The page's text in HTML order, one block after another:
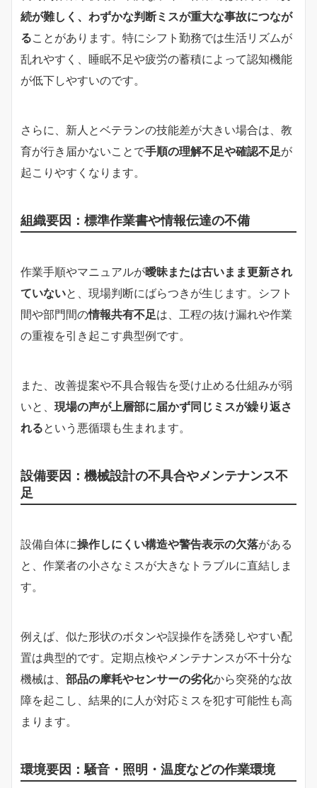
続が難しく、わずかな判断ミスが重大な事故につなが
ることがあります。特にシフト勤務では生活リズムが
乱れやすく、睡眠不足や疲労の蓄積によって認知機能
が低下しやすいのです。
さらに、新人とベテランの技能差が大きい場合は、教
育が行き届かないことで手順の理解不足や確認不足が
起こりやすくなります。
組織要因：標準作業書や情報伝達の不備
作業手順やマニュアルが曖昧または古いまま更新され
ていないと、現場判断にばらつきが生じます。シフト
間や部門間の情報共有不足は、工程の抜け漏れや作業
の重複を引き起こす典型例です。
また、改善提案や不具合報告を受け止める仕組みが弱
いと、 現場の声が上層部に届かず同じミスが繰り返さ
れるという悪循環も生まれます。
設備要因：機械設計の不具合やメンテナンス不
足
設備自体に操作しにくい構造や警告表示の欠落がある
と、作業者の小さなミスが大きなトラブルに直結しま
す。
例えば、似た形状のボタンや誤操作を誘発しやすい配
置は典型的です。定期点検やメンテナンスが不十分な
機械は、 部品の摩耗やセンサーの劣化から突発的な故
障を起こし、結果的に人が対応ミスを犯す可能性も高
まります。
環境要因：騒音・照明・温度などの作業環境